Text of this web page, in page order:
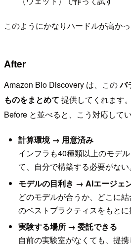
このようにかなりハードルが高かっ
After
Amazon Bio Discovery は、このバ
ものをまとめて 提供してくれます。
Before と並べると、こう対応してい
計算環境 → 用意済み
インフラも40種類以上のモデ
て、自分で構築する必要がない。
モデルの目利き → AIエージェ
どのモデルが合うか、どこに
のベストプラクティスをもとに
実験する場所 → 委託できる
自前の実験室がなくても、提